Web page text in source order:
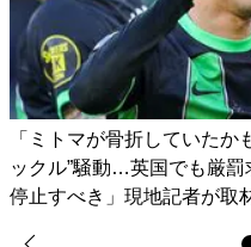
「ミトマが骨折していた
ックル”騒動…英国でも厳
停止すべき」現地記者が取